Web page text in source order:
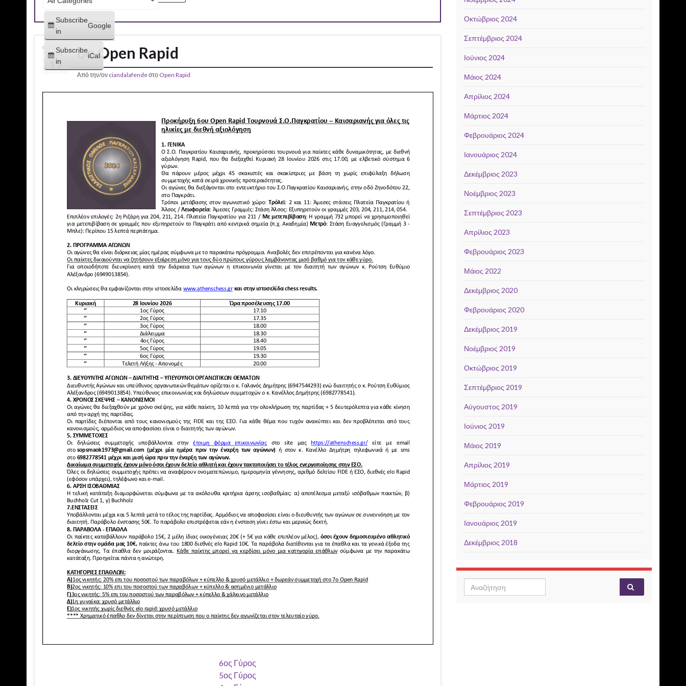
Subscribe
in
Google
Subscribe
in
iCal
ΙΟΎΝ
17
6o Open Rapid
Από την/ον ciandalafendeστο Open Rapid
6ος Γύρος
5ος Γύρος
Οκτώβριος 2024
Σεπτέμβριος 2024
Ιούνιος 2024
Μάιος 2024
Απρίλιος 2024
Μάρτιος 2024
Φεβρουάριος 2024
Ιανουάριος 2024
Δεκέμβριος 2023
Νοέμβριος 2023
Σεπτέμβριος 2023
Απρίλιος 2023
Φεβρουάριος 2023
Μάιος 2022
Δεκέμβριος 2020
Φεβρουάριος 2020
Δεκέμβριος 2019
Νοέμβριος 2019
Οκτώβριος 2019
Σεπτέμβριος 2019
Αύγουστος 2019
Ιούνιος 2019
Μάιος 2019
Απρίλιος 2019
Μάρτιος 2019
Φεβρουάριος 2019
Ιανουάριος 2019
Δεκέμβριος 2018
Search for: